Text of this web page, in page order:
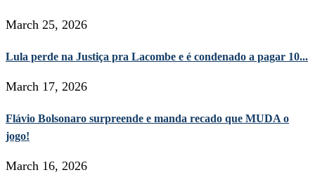
March 25, 2026
Lula perde na Justiça pra Lacombe e é condenado a pagar 10...
March 17, 2026
Flávio Bolsonaro surpreende e manda recado que MUDA o
jogo!
March 16, 2026